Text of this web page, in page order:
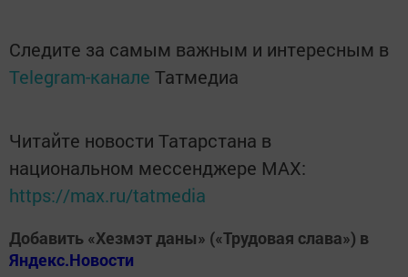
Следите за самым важным и интересным в
Telegram-канале Татмедиа
Читайте новости Татарстана в
национальном мессенджере MАХ:
https://max.ru/tatmedia
Добавить «Хезмэт даны» («Трудовая слава») в
Яндекс.Новости